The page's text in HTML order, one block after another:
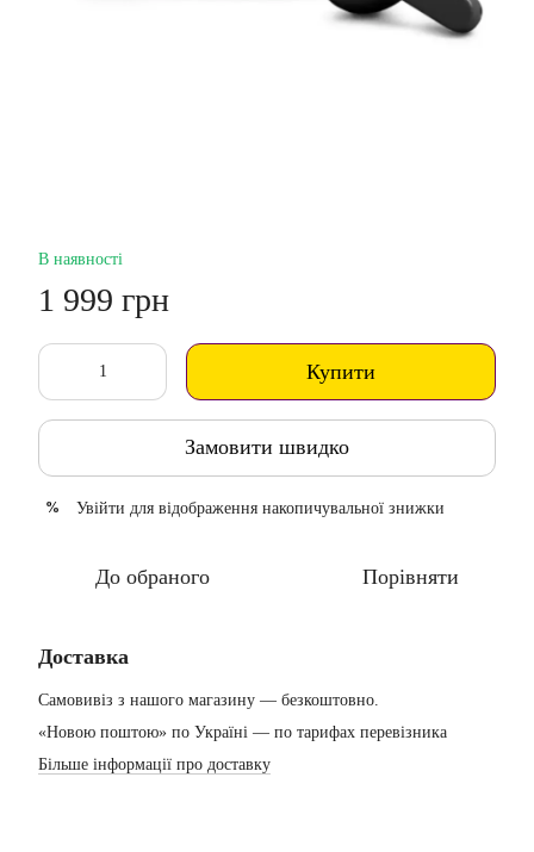
В наявності
1 999 грн
Купити
Замовити швидко
% Увійти для відображення накопичувальної знижки
До обраного Порівняти
Доставка
Самовивіз з нашого магазину — безкоштовно.
«Новою поштою» по Україні — по тарифах перевізника
Більше інформації про доставку